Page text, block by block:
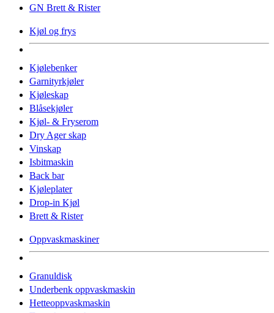
GN Brett & Rister
Kjøl og frys
Kjølebenker
Garnityrkjøler
Kjøleskap
Blåsekjøler
Kjøl- & Fryserom
Dry Ager skap
Vinskap
Isbitmaskin
Back bar
Kjøleplater
Drop-in Kjøl
Brett & Rister
Oppvaskmaskiner
Granuldisk
Underbenk oppvaskmaskin
Hetteoppvaskmaskin